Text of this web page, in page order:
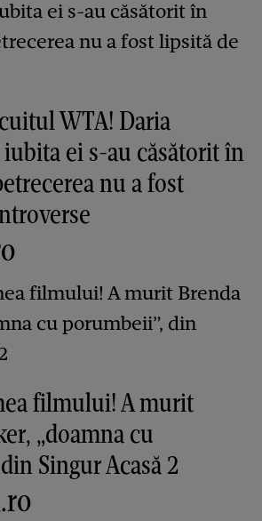
WTA! Daria
ei s-au căsătorit în
nu a fost
filmului! A murit
„doamna cu
Singur Acasă 2